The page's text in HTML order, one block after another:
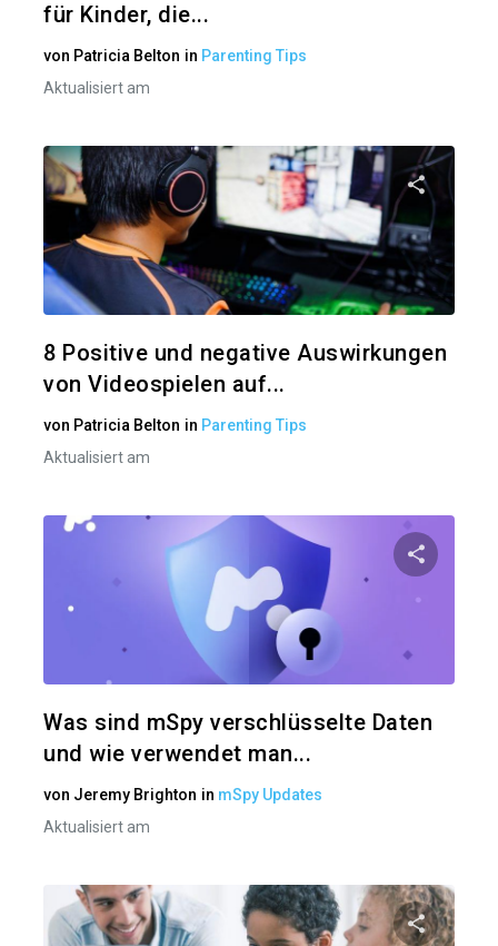
für Kinder, die...
von Patricia Belton in Parenting Tips
Aktualisiert am
Diesen
8 Positive und negative Auswirkungen
von Videospielen auf...
von Patricia Belton in Parenting Tips
Aktualisiert am
Diesen
Was sind mSpy verschlüsselte Daten
und wie verwendet man...
von Jeremy Brighton in mSpy Updates
Aktualisiert am